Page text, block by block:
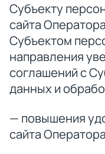
Субъекту
сайта
Субъектом
направления
соглашений с
данных и
— повышения
сайта